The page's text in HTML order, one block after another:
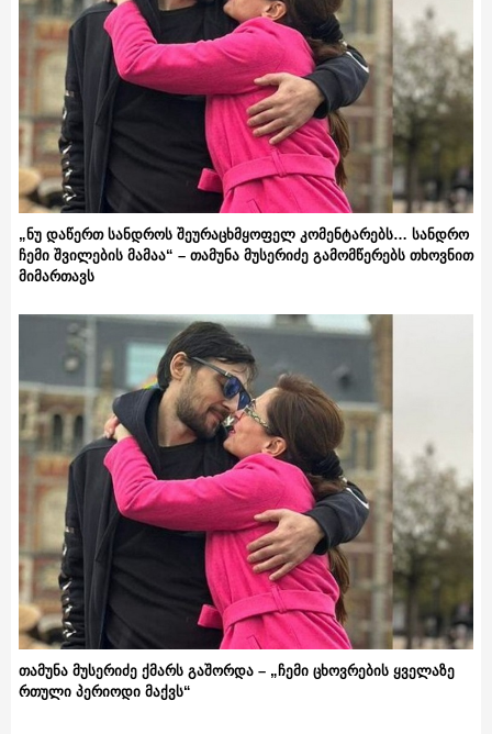
„ნუ დაწერთ სანდროს შეურაცხმყოფელ კომენტარებს… სანდრო
ჩემი შვილების მამაა“ – თამუნა მუსერიძე გამომწერებს თხოვნით
მიმართავს
თამუნა მუსერიძე ქმარს გაშორდა – „ჩემი ცხოვრების ყველაზე
რთული პერიოდი მაქვს“